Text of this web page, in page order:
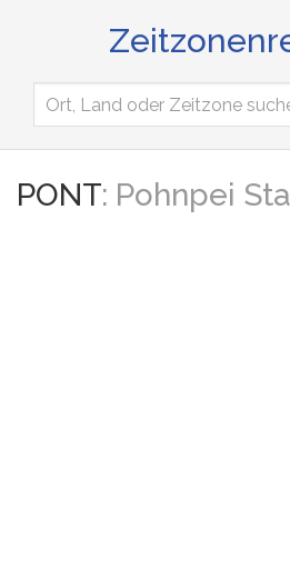
PONT: Pohnpei